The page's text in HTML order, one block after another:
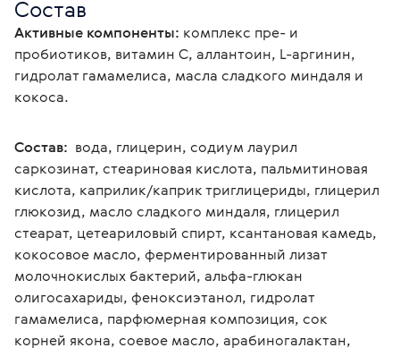
Состав
Активные компоненты: комплекс пре- и
пробиотиков, витамин С, аллантоин, L-аргинин,
гидролат гамамелиса, масла сладкого миндаля и
кокоса.
Состав:
  вода, глицерин, содиум лаурил
саркозинат, стеариновая кислота, пальмитиновая
кислота, каприлик/каприк триглицериды, глицерил
глюкозид, масло сладкого миндаля, глицерил
стеарат, цетеариловый спирт, ксантановая камедь,
кокосовое масло, ферментированный лизат
молочнокислых бактерий, альфа-глюкан
олигосахариды, феноксиэтанол, гидролат
гамамелиса, парфюмерная композиция, сок
корней якона, соевое масло, арабиногалактан,